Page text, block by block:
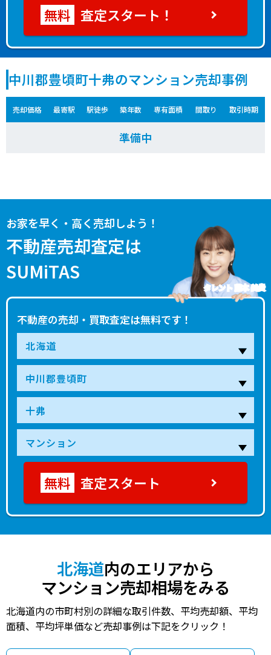
査定スタート！
中川郡豊頃町十弗のマンション売却事例
売却価格 最寄駅 駅徒歩 築年数 専有面積 間取り 取引時期
準備中
お家を早く・高く売却しよう！
不動産売却査定は
SUMiTAS
不動産の売却・買取査定は無料です！
タレント 藤本 美貴
査定スタート
北海道内のエリアから
マンション売却相場をみる
北海道内の市町村別の詳細な取引件数、平均売却額、平均
面積、平均坪単価など売却事例は下記をクリック！